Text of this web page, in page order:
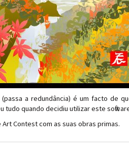
a redundância) é um facto de
tudo quando decidiu utilizar este
Contest com as suas obras primas.